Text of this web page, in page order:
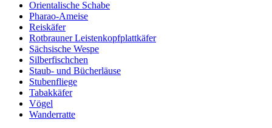
Orientalische Schabe
Pharao-Ameise
Reiskäfer
Rotbrauner Leistenkopfplattkäfer
Sächsische Wespe
Silberfischchen
Staub- und Bücherläuse
Stubenfliege
Tabakkäfer
Vögel
Wanderratte